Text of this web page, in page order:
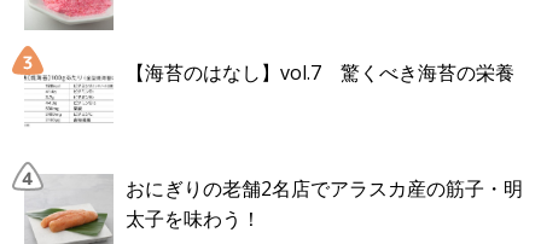
【海苔のはなし】vol.7 驚くべき海苔の栄養
おにぎりの老舗2名店でアラスカ産の筋子・明
太子を味わう！